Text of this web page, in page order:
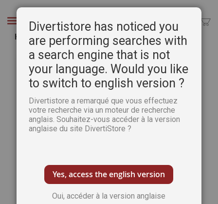
Chercher
Hors-Série n°3 de Science et Univers
Passer
galerie
d’images
Divertistore has noticed you
are performing searches with
a search engine that is not
your language. Would you like
to switch to english version ?
Divertistore a remarqué que vous effectuez
votre recherche via un moteur de recherche
anglais. Souhaitez-vous accéder à la version
anglaise du site DivertiStore ?
Yes, access the english version
Oui, accéder à la version anglaise